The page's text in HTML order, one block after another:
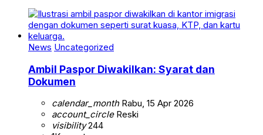
News Uncategorized
Ambil Paspor Diwakilkan: Syarat dan
Dokumen
calendar_monthRabu, 15 Apr 2026
account_circleReski
visibility244